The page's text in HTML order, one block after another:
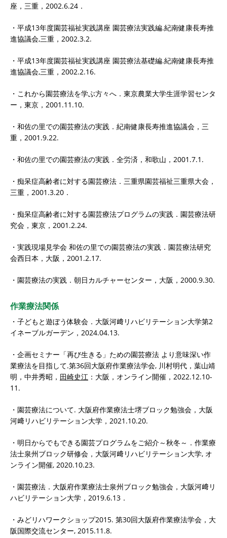
座，三重，2002.6.24．
・平成13年度園芸福祉実践講座 園芸療法実践編.紀南健康長寿推
進協議会,三重，2002.3.2.
・平成13年度園芸福祉実践講座 園芸療法基礎編.紀南健康長寿推
進協議会,三重，2002.2.16.
・これから園芸療法を学ぶ方々へ．東京農業大学生涯学習センタ
ー，東京，2001.11.10.
・和佐の里での園芸療法の実践．紀南健康長寿推進協議会，三
重，2001.9.22.
・和佐の里での園芸療法の実践．全労済，和歌山，2001.7.1.
・痴呆症高齢者に対する園芸療法．三重県園芸福祉三重県大会，
三重，2001.3.20．
・痴呆症高齢者に対する園芸療法プログラムの実践．園芸療法研
究会，東京，2001.2.24.
・実践現場見学会 和佐の里での園芸療法の実践．園芸療法研究
会西日本，大阪，2001.2.17.
・園芸療法の実践．朝日カルチャーセンター，大阪，2000.9.30.
作業療法関係
・子どもと遊ぼう体験会．大阪河﨑リハビリテーション大学第2
イネーブルガーデン，2024.04.13.
・企画セミナー「再び生きる」ための園芸療法 より意味深い作
業療法を目指して.第36回大阪府作業療法学会, 川村明代，葉山靖
明，中井秀昭， 田崎史江 ：大阪，オンライン開催，2022.12.10-
11.
・園芸療法について. 大阪府作業療法士堺ブロック勉強会，大阪
河﨑リハビリテーション大学，2021.10.20.
・明日からでもできる園芸プログラムをご紹介～秋冬～．作業療
法士泉州ブロック研修会，大阪河﨑リハビリテーション大学, オ
ンライン開催, 2020.10.23.
・園芸療法．大阪府作業療法士泉州ブロック勉強会，大阪河﨑リ
ハビリテーション大学，2019.6.13．
・みどリハワークショップ2015. 第30回大阪府作業療法学会，大
阪国際交流センター, 2015.11.8.